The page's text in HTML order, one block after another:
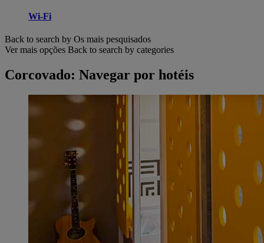
Wi-Fi
Back to search by Os mais pesquisados
Ver mais opções Back to search by categories
Corcovado: Navegar por hotéis